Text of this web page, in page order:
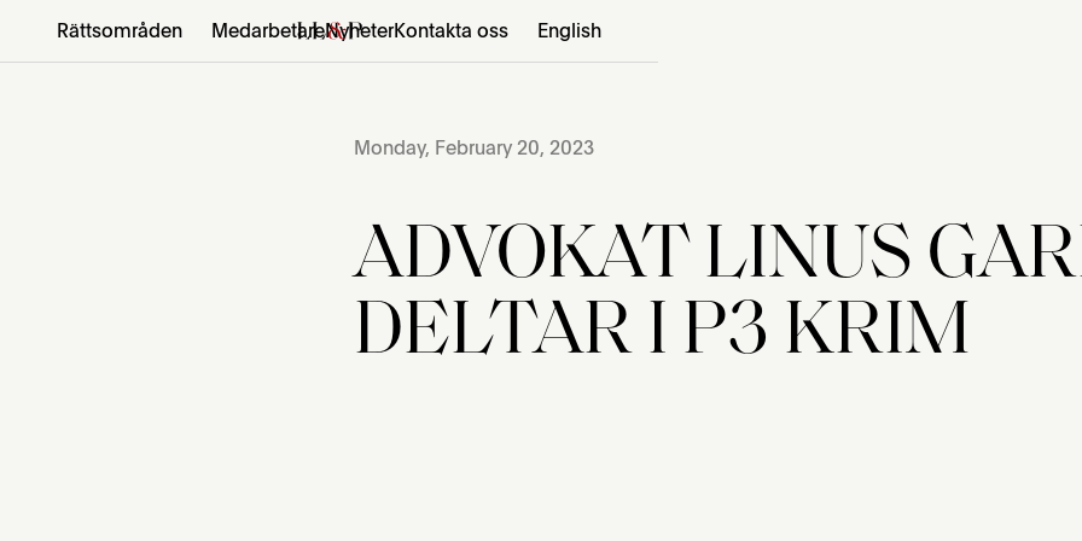
Rättsområden MedarbetareNyheterKontakta oss English
Monday, February 20, 2023
ADVOKAT LINUS
DELTAR I P3 KRIM